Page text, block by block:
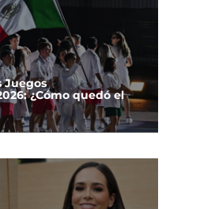
Juegos
¿Cómo quedó el